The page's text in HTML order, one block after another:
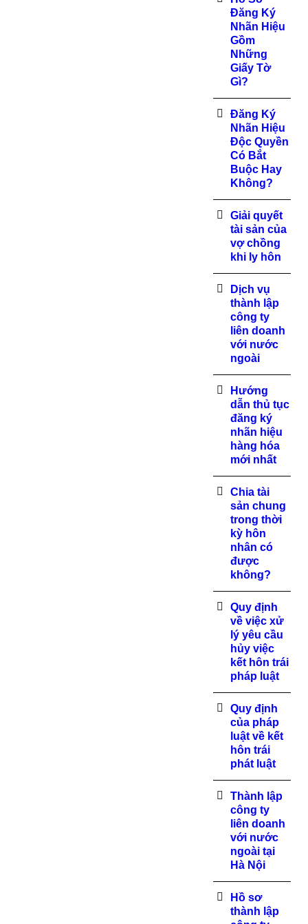
Đăng Ký
Nhãn Hiệu
Gồm
Những
Giấy Tờ
Gì?
Đăng Ký
Nhãn Hiệu
Độc Quyền
Có Bắt
Buộc Hay
Không?
Giải quyết
tài sản của
vợ chồng
khi ly hôn
Dịch vụ
thành lập
công ty
liên doanh
với nước
ngoài
Hướng
dẫn thủ tục
đăng ký
nhãn hiệu
hàng hóa
mới nhất
Chia tài
sản chung
trong thời
kỳ hôn
nhân có
được
không?
Quy định
về việc xử
lý yêu cầu
hủy việc
kết hôn trái
pháp luật
Quy định
của pháp
luật về kết
hôn trái
phát luật
Thành lập
công ty
liên doanh
với nước
ngoài tại
Hà Nội
Hồ sơ
thành lập